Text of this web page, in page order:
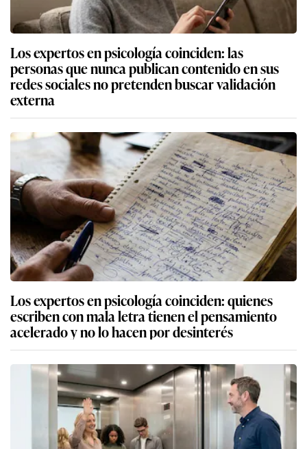
Los expertos en psicología coinciden: las
personas que nunca publican contenido en sus
redes sociales no pretenden buscar validación
externa
Los expertos en psicología coinciden: quienes
escriben con mala letra tienen el pensamiento
acelerado y no lo hacen por desinterés